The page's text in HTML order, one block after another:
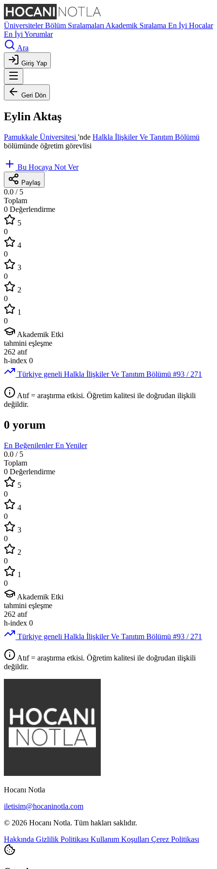
ÜniversitelerBölüm Sıralamaları Akademik Sıralama En İyi Hocalar
En İyi Yorumlar
Ara
Giriş Yap
Geri Dön
Eylin Aktaş
Pamukkale Üniversitesi 'nde Halkla İlişkiler Ve Tanıtım Bölümü
bölümünde öğretim görevlisi
Bu Hocaya Not Ver
Paylaş
0.0 / 5
Toplam
0 Değerlendirme
5
0
4
0
3
0
2
0
1
0
Akademik Etki
tahmini eşleşme
262 atıf
h-index 0
Türkiye geneli Halkla İlişkiler Ve Tanıtım Bölümü #93 / 271
Atıf = araştırma etkisi. Öğretim kalitesi ile doğrudan ilişkili
değildir.
0 yorum
En BeğenilenlerEn Yeniler
0.0 / 5
Toplam
0 Değerlendirme
5
0
4
0
3
0
2
0
1
0
Akademik Etki
tahmini eşleşme
262 atıf
h-index 0
Türkiye geneli Halkla İlişkiler Ve Tanıtım Bölümü #93 / 271
Atıf = araştırma etkisi. Öğretim kalitesi ile doğrudan ilişkili
değildir.
Hocanı Notla
iletisim@hocaninotla.com
© 2026 Hocanı Notla. Tüm hakları saklıdır.
Hakkında Gizlilik Politikası Kullanım Koşulları Çerez Politikası